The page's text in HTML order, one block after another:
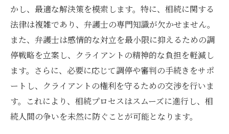
かし、最適な解決策を模索します。特に、相続に関する
法律は複雑であり、弁護士の専門知識が欠かせません。
また、弁護士は感情的な対立を最小限に抑えるための調
停戦略を立案し、クライアントの精神的な負担を軽減し
ます。さらに、必要に応じて調停や審判の手続きをサポ
ートし、クライアントの権利を守るための交渉を行いま
す。これにより、相続プロセスはスムーズに進行し、相
続人間の争いを未然に防ぐことが可能となります。